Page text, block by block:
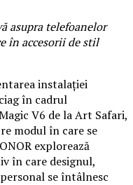
asupra telefoanelor
în accesorii de stil
instalației
în cadrul
V6 de la Art Safari,
modul în care se
explorează
în care designul,
se întâlnesc